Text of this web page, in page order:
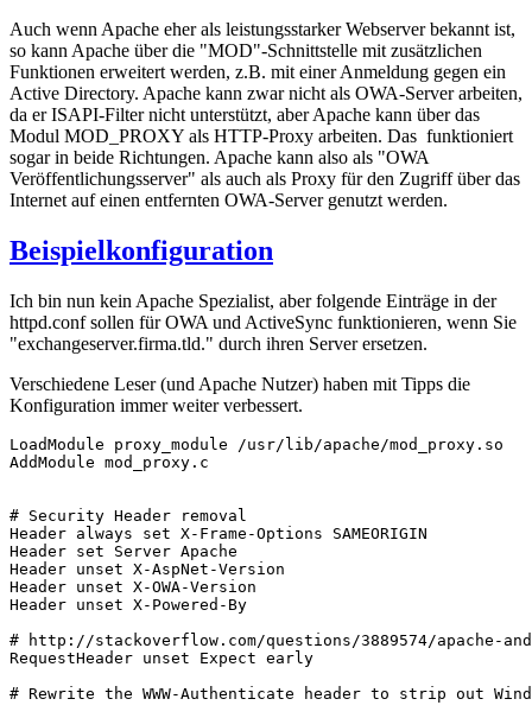
Auch wenn Apache eher als leistungsstarker Webserver bekannt ist,
so kann Apache über die "MOD"-Schnittstelle mit zusätzlichen
Funktionen erweitert werden, z.B. mit einer Anmeldung gegen ein
Active Directory. Apache kann zwar nicht als OWA-Server arbeiten,
da er ISAPI-Filter nicht unterstützt, aber Apache kann über das
Modul MOD_PROXY als HTTP-Proxy arbeiten. Das funktioniert
sogar in beide Richtungen. Apache kann also als "OWA
Veröffentlichungsserver" als auch als Proxy für den Zugriff über das
Internet auf einen entfernten OWA-Server genutzt werden.
Beispielkonfiguration
Ich bin nun kein Apache Spezialist, aber folgende Einträge in der
httpd.conf sollen für OWA und ActiveSync funktionieren, wenn Sie
"exchangeserver.firma.tld." durch ihren Server ersetzen.
Verschiedene Leser (und Apache Nutzer) haben mit Tipps die
Konfiguration immer weiter verbessert.
LoadModule proxy_module /usr/lib/apache/mod_proxy.so
AddModule mod_proxy.c
# Security Header removal
Header always set X-Frame-Options SAMEORIGIN
Header set Server Apache
Header unset X-AspNet-Version
Header unset X-OWA-Version
Header unset X-Powered-By
# http://stackoverflow.com/questions/3889574/apache-
RequestHeader unset Expect early
# Rewrite the WWW-Authenticate header to strip out